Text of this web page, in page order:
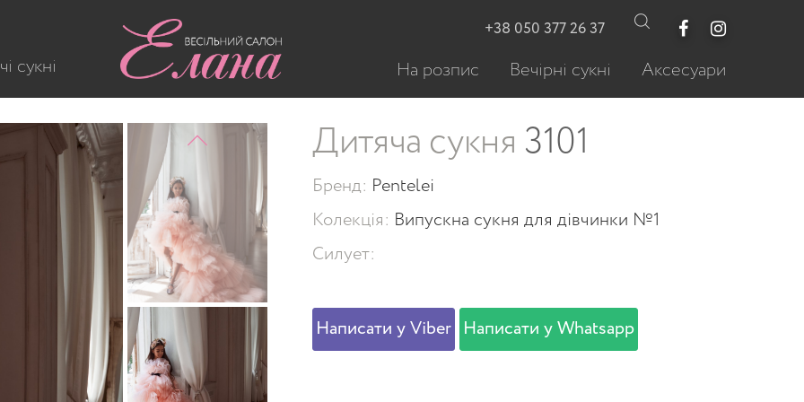
Дитяча сукня 3101
Бренд: Pentelei
Колекція: Випускна сукня для дівчинки №1
Силует:
Написати у Viber Написати у Whatsapp
сукні
+38 050 377 26 37
На розпис Вечірні сукні Аксесуари